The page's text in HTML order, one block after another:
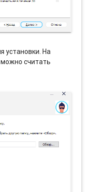
установки. На
считать